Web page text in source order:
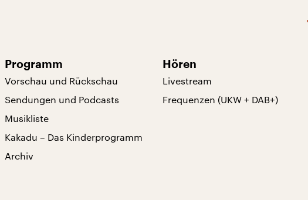
Programm
Vorschau und Rückschau
Sendungen und Podcasts
Musikliste
Kakadu – Das Kinderprogramm
Archiv
Hören
Livestream
Frequenzen (UKW + DAB+)